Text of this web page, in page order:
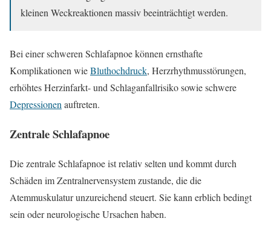
kleinen Weckreaktionen massiv beeinträchtigt werden.
Bei einer schweren Schlafapnoe können ernsthafte
Komplikationen wieBluthochdruck, Herzrhythmusstörungen,
erhöhtes Herzinfarkt- und Schlaganfallrisiko sowie schwere
Depressionenauftreten.
Zentrale Schlafapnoe
Die zentrale Schlafapnoe ist relativ selten und kommt durch
Schäden im Zentralnervensystem zustande, die die
Atemmuskulatur unzureichend steuert. Sie kann erblich bedingt
sein oder neurologische Ursachen haben.